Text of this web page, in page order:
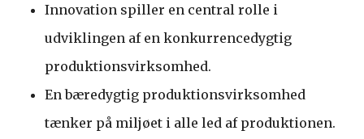
Innovation spiller en central rolle i
udviklingen af en konkurrencedygtig
produktionsvirksomhed.
En bæredygtig produktionsvirksomhed
tænker på miljøet i alle led af produktionen.